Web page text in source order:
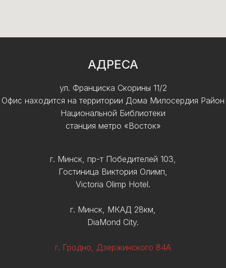
АДРЕСА
ул. Франциска Скорины 11/2
Офис находится на территории Дома Милосердия Район
Национальной Библиотеки
станция метро «Восток»
г. Минск, пр-т Победителей 103,
Гостиница Виктория Олимп,
Victoria Olimp Hotel.
г. Минск, МКАД 28км,
DiaMond City.
г. Гродно, Дзержинского 84А